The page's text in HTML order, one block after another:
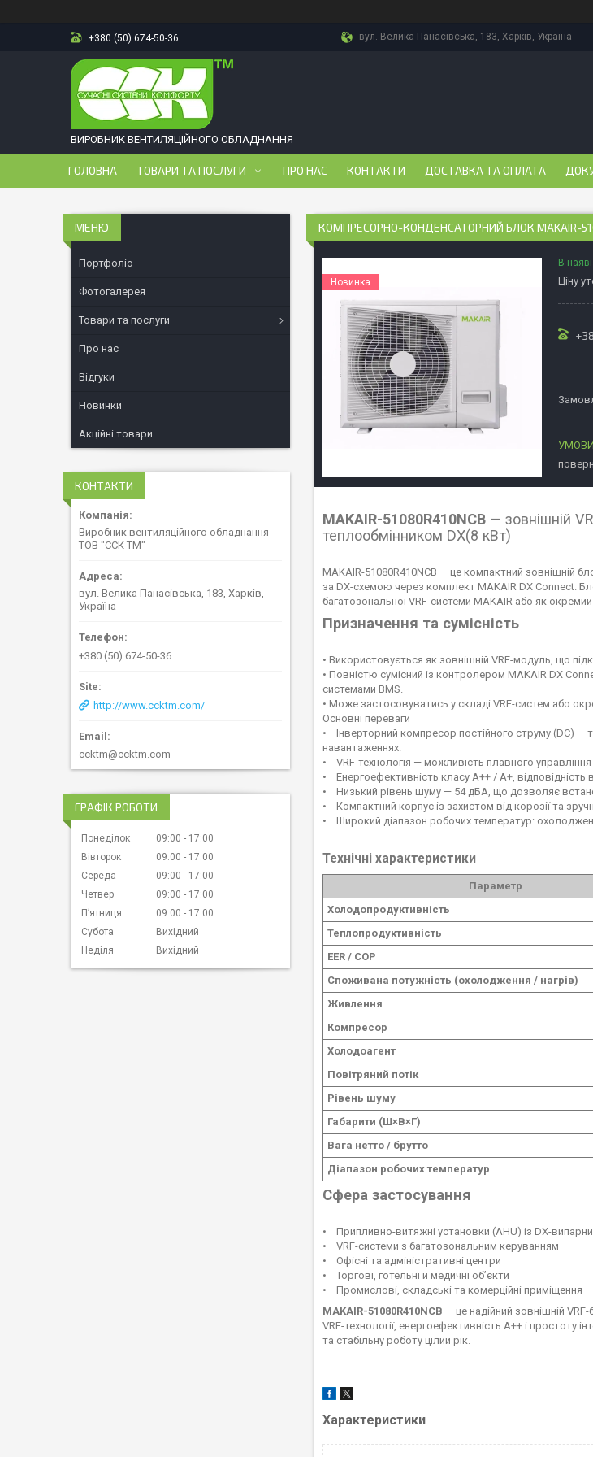
+380 (50) 674-50-36 вул. Велика Панасівська, 183, Харків, Україна
ВИРОБНИК ВЕНТИЛЯЦІЙНОГО ОБЛАДНАННЯ
ГОЛОВНА ТОВАРИ ТА ПОСЛУГИ ПРО НАС КОНТАКТИ ДОСТАВКА ТА ОПЛАТА
КОМПРЕСОРНО-КОНДЕНСАТОРНИЙ БЛОК MAKAIR-
Новинка
В
Ціну
MAKAIR-51080R410NCB — зовнішній
теплообмінником DX(8 кВт)
MAKAIR-51080R410NCB — це компактний зовнішній
за DX-схемою через комплект MAKAIR DX Connect.
багатозональної VRF-системи MAKAIR або як
Призначення та сумісність
• Використовується як зовнішній VRF-модуль, що
• Повністю сумісний із контролером MAKAIR DX
системами BMS.
• Може застосовуватись у складі VRF-систем або
Основні переваги
• Інверторний компресор постійного струму (DC) —
навантаженнях.
• VRF-технологія — можливість плавного
• Енергоефективність класу A++ / A+, відповідність
• Низький рівень шуму — 54 дБА, що дозволяє
• Компактний корпус із захистом від корозії та
• Широкий діапазон робочих температур:
Технічні характеристики
Параметр
Холодопродуктивність
Теплопродуктивність
EER / COP
Споживана потужність (охолодження / нагрів)
Живлення
Компресор
Холодоагент
Повітряний потік
Рівень шуму
Габарити (Ш×В×Г)
Вага нетто / брутто
Діапазон робочих температур
Сфера застосування
• Припливно-витяжні установки (AHU) із DX-
• VRF-системи з багатозональним керуванням
• Офісні та адміністративні центри
• Торгові, готельні й медичні об’єкти
• Промислові, складські та комерційні приміщення
MAKAIR-51080R410NCB — це надійний зовнішній
VRF-технології, енергоефективність A++ і простоту
та стабільну роботу цілий рік.
Характеристики
Портфоліо
Фотогалерея
Товари та послуги
Про нас
Відгуки
Новинки
Акційні товари
КОНТАКТИ
Виробник вентиляційного обладнання
ТОВ "ССК ТМ"
вул. Велика Панасівська, 183, Харків,
Україна
+380 (50) 674-50-36
http://www.ccktm.com/
ccktm@ccktm.com
ГРАФІК РОБОТИ
Понеділок 09:00
17:00
Вівторок
09:00
17:00
Середа
09:00
17:00
Четвер
09:00
17:00
Пʼятниця
09:00
17:00
Субота
Вихідний
Неділя
Вихідний